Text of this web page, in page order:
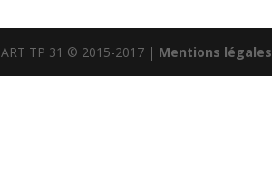
ART TP 31 © 2015-2017 | Mentions légales